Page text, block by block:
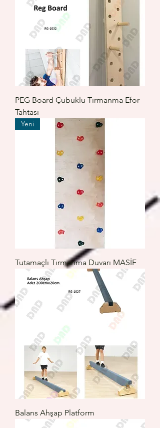
PEG Board Çubuklu Tırmanma Efor
Tahtası
Yeni
Tutamaçlı Tırmanma Duvarı MASİF
Balans Ahşap Platform